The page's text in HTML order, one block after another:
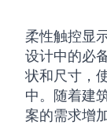
柔性触控显
设计中的必
状和尺寸，
中。随着建
案的需求增